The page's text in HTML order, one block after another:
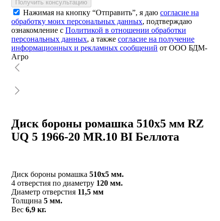
Получить консультацию
Нажимая на кнопку “Отправить”, я даю согласие на
обработку моих персональных данных, подтверждаю
ознакомление с Политикой в отношении обработки
персональных данных, а также согласие на получение
информационных и рекламных сообщений от ООО БДМ-
Агро
Диск бороны ромашка 510х5 мм RZ
UQ 5 1966-20 MR.10 BI Беллота
Диск бороны ромашка 510х5 мм.
4 отверстия по диаметру 120 мм.
Диаметр отверстия 11,5 мм
Толщина 5 мм.
Вес 6,9 кг.